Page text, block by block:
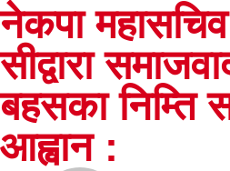
नेकपा
सीद्वारा
बहसका निम्ति
आह्वान :